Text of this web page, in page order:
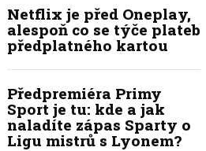
Netflix je před Oneplay,
alespoň co se týče plateb
předplatného kartou
Předpremiéra Primy
Sport je tu: kde a jak
naladíte zápas Sparty o
Ligu mistrů s Lyonem?